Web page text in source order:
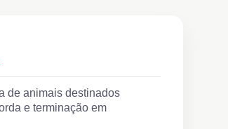
de animais destinados
e terminação em